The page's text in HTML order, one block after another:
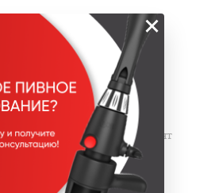
BOEL прямой X-3/8 (на
свяжутся с вами и уточнят
×